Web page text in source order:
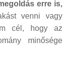
erre is,
venni vagy
cél, hogy az
minősége